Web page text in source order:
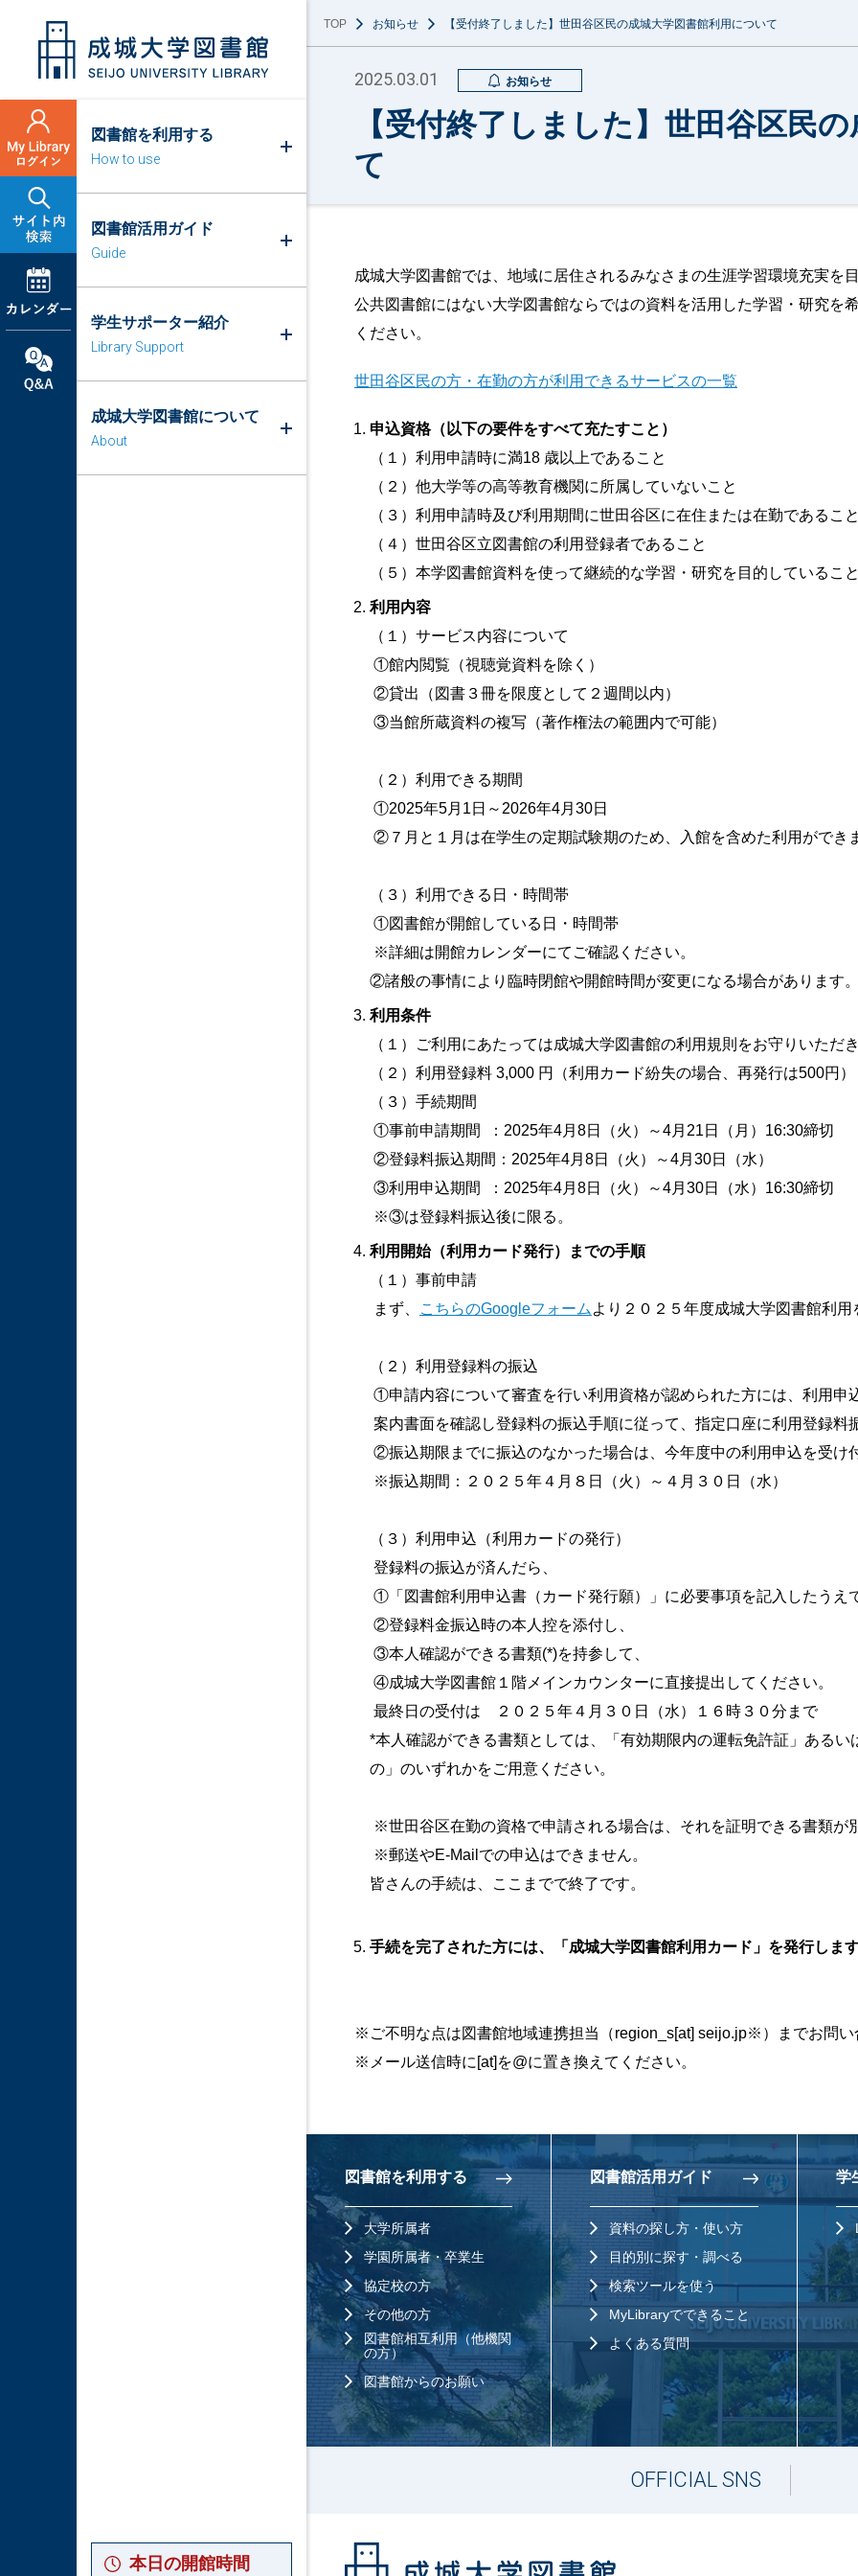
図書館を利用する
How to use
図書館活用ガイド
Guide
学生サポーター紹介
Library Support
成城大学図書館について
About
本日の開館時間
TOP お知らせ 【受付終了しました】世田谷区民の成城大学図書館利用について
2025.03.01 お知らせ
【受付終了しました】世田谷区民
て
成城大学図書館では、地域に居住されるみなさまの生涯学習環境充実を
公共図書館にはない大学図書館ならではの資料を活用した学習・研究を
ください。
世田谷区民の方・在勤の方が利用できるサービスの一覧
申込資格（以下の要件をすべて充たすこと）
（１）利用申請時に満18 歳以上であること
（２）他大学等の高等教育機関に所属していないこと
（３）利用申請時及び利用期間に世田谷区に在住または在勤であること
（４）世田谷区立図書館の利用登録者であること
（５）本学図書館資料を使って継続的な学習・研究を目的していること
利用内容
（１）サービス内容について
①館内閲覧（視聴覚資料を除く）
②貸出（図書３冊を限度として２週間以内）
③当館所蔵資料の複写（著作権法の範囲内で可能）
（２）利用できる期間
①2025年5月1日～2026年4月30日
②７月と１月は在学生の定期試験期のため、入館を含めた利用ができ
（３）利用できる日・時間帯
①図書館が開館している日・時間帯
※詳細は開館カレンダーにてご確認ください。
②諸般の事情により臨時閉館や開館時間が変更になる場合があります。
利用条件
（１）ご利用にあたっては成城大学図書館の利用規則をお守りいただき
（２）利用登録料 3,000 円（利用カード紛失の場合、再発行は500円）
（３）手続期間
①事前申請期間 ：2025年4月8日（火）～4月21日（月）16:30締切
②登録料振込期間：2025年4月8日（火）～4月30日（水）
③利用申込期間 ：2025年4月8日（火）～4月30日（水）16:30締切
※③は登録料振込後に限る。
利用開始（利用カード発行）までの手順
（１）事前申請
まず、
こちらのGoogleフォーム より２０２５年度成城大学図書館利用
（２）利用登録料の振込
①申請内容について審査を行い利用資格が認められた方には、利用申
案内書面を確認し登録料の振込手順に従って、指定口座に利用登録料
②振込期限までに振込のなかった場合は、今年度中の利用申込を受け
※振込期間：２０２５年４月８日（火）～４月３０日（水）
（３）利用申込（利用カードの発行）
登録料の振込が済んだら、
①「図書館利用申込書（カード発行願）」に必要事項を記入したうえ
②登録料金振込時の本人控を添付し、
③本人確認ができる書類(*)を持参して、
④成城大学図書館１階メインカウンターに直接提出してください。
最終日の受付は ２０２５年４月３０日（水）１６時３０分まで
*本人確認ができる書類としては、「有効期限内の運転免許証」ある
の」のいずれかをご用意ください。
※世田谷区在勤の資格で申請される場合は、それを証明できる書類が
※郵送やE-Mailでの申込はできません。
皆さんの手続は、ここまでで終了です。
手続を完了された方には、「成城大学図書館利用カード」を発行しま
※ご不明な点は図書館地域連携担当（region_s[at] seijo.jp※）までお問い
※メール送信時に[at]を@に置き換えてください。
図書館を利用する
⼤学所属者
学園所属者・卒業⽣
協定校の方
その他の⽅
図書館相互利用（他機関
の方）
図書館からのお願い
図書館活用ガイド
資料の探し⽅・使い⽅
⽬的別に探す・調べる
検索ツールを使う
MyLibraryでできること
よくある質問
学
OFFICIAL SNS